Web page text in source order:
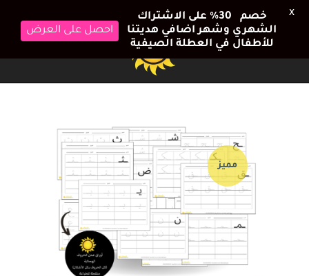
مميز
خصم 30٪ على الاشتراك
الشهري وشهر اضافي هديتنا
للأطفال في العطلة الصيفية
احصل على العرض
X